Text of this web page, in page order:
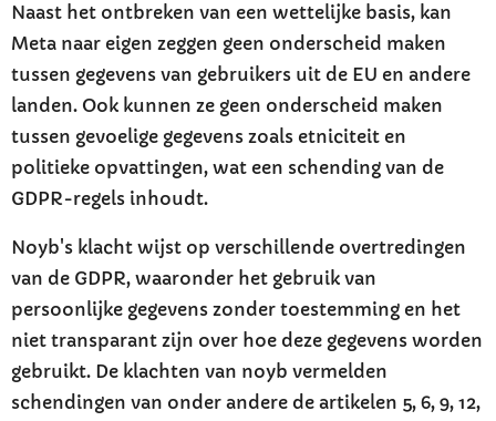
Naast het ontbreken van een wettelijke basis, kan
Meta naar eigen zeggen geen onderscheid maken
tussen gegevens van gebruikers uit de EU en andere
landen. Ook kunnen ze geen onderscheid maken
tussen gevoelige gegevens zoals etniciteit en
politieke opvattingen, wat een schending van de
GDPR-regels inhoudt.
Noyb's klacht wijst op verschillende overtredingen
van de GDPR, waaronder het gebruik van
persoonlijke gegevens zonder toestemming en het
niet transparant zijn over hoe deze gegevens worden
gebruikt. De klachten van noyb vermelden
schendingen van onder andere de artikelen 5, 6, 9, 12,